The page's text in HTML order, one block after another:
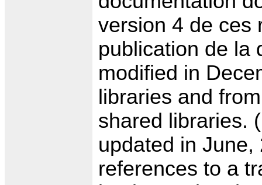
version 4 de ces
publication de la
modified in
libraries and
shared libraries.
updated in
references to a